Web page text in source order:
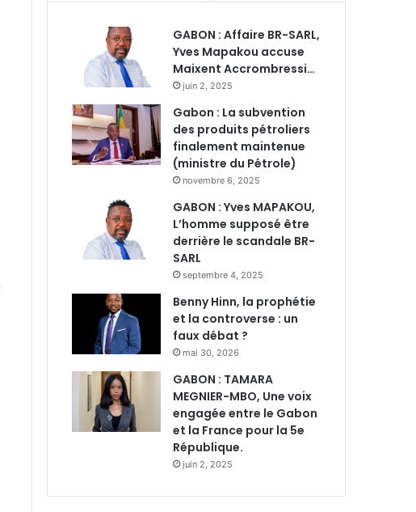
GABON : Affaire BR-SARL,
Yves Mapakou accuse
Maixent Accrombressi…
juin 2, 2025
Gabon : La subvention
des produits pétroliers
finalement maintenue
(ministre du Pétrole)
novembre 6, 2025
GABON : Yves MAPAKOU,
L’homme supposé être
derrière le scandale BR-
SARL
septembre 4, 2025
Benny Hinn, la prophétie
et la controverse : un
faux débat ?
mai 30, 2026
GABON : TAMARA
MEGNIER-MBO, Une voix
engagée entre le Gabon
et la France pour la 5e
République.
juin 2, 2025